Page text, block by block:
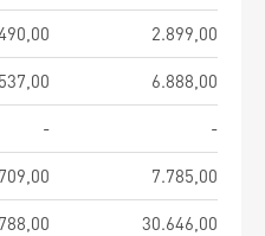
2.899,00
6.888,00
-
-
7.785,00
30.646,00